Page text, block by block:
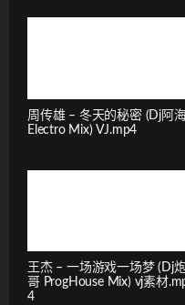
周传雄 – 冬天的秘密 (Dj阿
Electro Mix) VJ.mp4
王杰 – 一场游戏一场梦 (Dj
哥 ProgHouse Mix) vj素材
4